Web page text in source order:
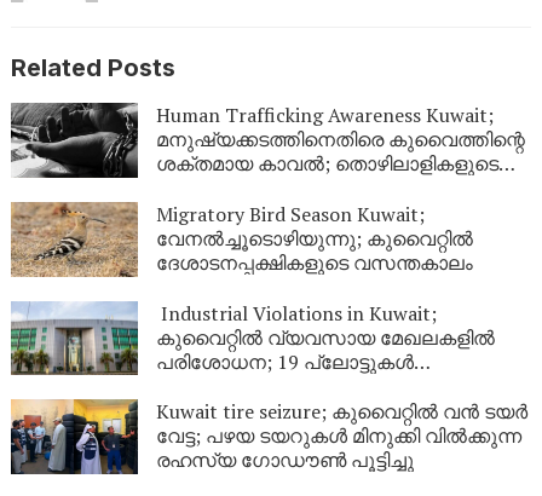
Related Posts
Human Trafficking Awareness Kuwait;
മനുഷ്യക്കടത്തിനെതിരെ കുവൈത്തിന്റെ
ശക്തമായ കാവൽ; തൊഴിലാളികളുടെ
Migratory Bird Season Kuwait;
വേനൽച്ചൂടൊഴിയുന്നു; കുവൈറ്റിൽ
ദേശാടനപ്പക്ഷികളുടെ വസന്തകാലം
Industrial Violations in Kuwait;
കുവൈറ്റിൽ വ്യവസായ മേഖലകളിൽ
പരിശോധന; 19 പ്ലോട്ടുകൾ
Kuwait tire seizure; കുവൈറ്റിൽ വൻ ടയർ
വേട്ട; പഴയ ടയറുകൾ മിനുക്കി വിൽക്കുന്ന
രഹസ്യ ഗോഡൗൺ പൂട്ടിച്ചു